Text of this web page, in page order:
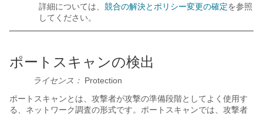
詳細については、 競合の解決とポリシー変更の確定を参照
してください。
ポートスキャンの検出
ライセンス： Protection
ポートスキャンとは、攻撃者が攻撃の準備段階としてよく使用す
る、ネットワーク調査の形式です。ポートスキャンでは、攻撃者